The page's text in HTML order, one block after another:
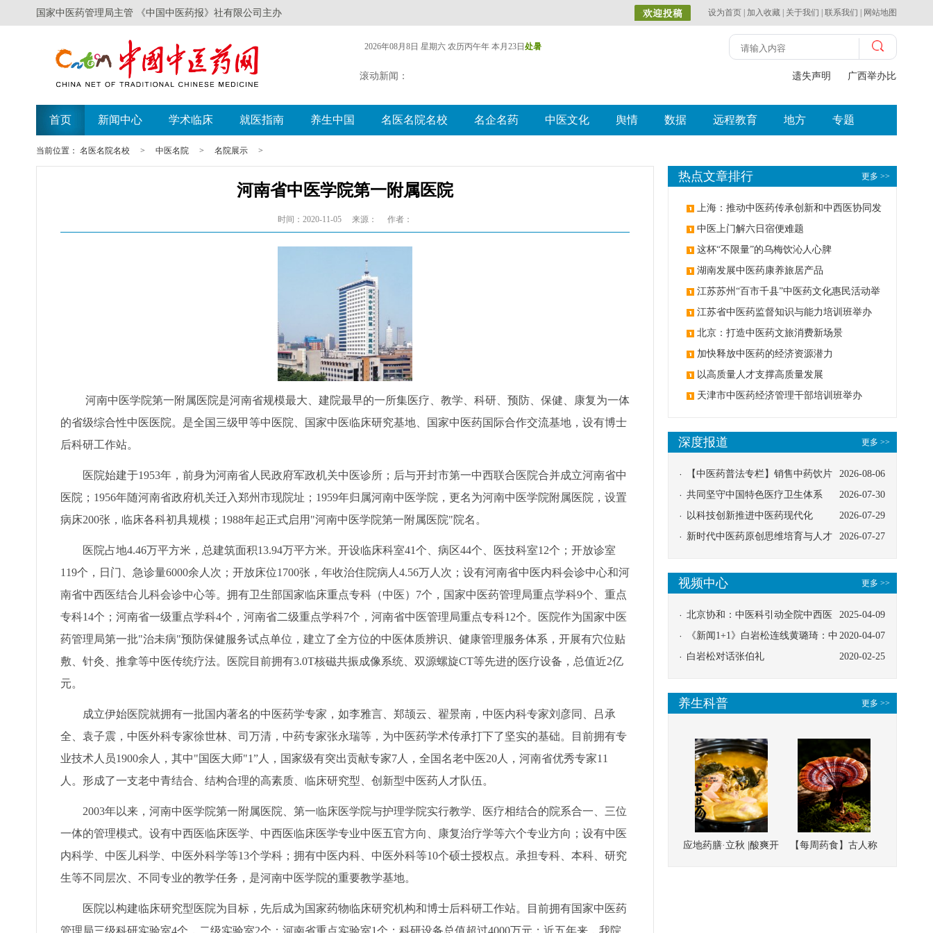
国家中医药管理局主管 《中国中医药报》社有限公司主办 设为首页 加入收藏 关于我们 联系我们 网站地图
2026年08月8日 星期六 农历丙午年 本月23日 处暑
滚动新闻： 遗失声明 广西举办比赛探索
首页 新闻中心 学术临床 就医指南 养生中国 名医名院名校 名企名药 中医文化 舆情 数据 远程教育 地方 专题
当前位置： 名医名院名校 > 中医名院 > 名院展示 >
河南省中医学院第一附属医院
时间：2020-11-05 来源： 作者：
河南中医学院第一附属医院是河南省规模最大、建院最早的一所集医疗、教学、科研、预防、保健、康复为一体
的省级综合性中医医院。是全国三级甲等中医院、国家中医临床研究基地、国家中医药国际合作交流基地，设有博士
后科研工作站。
医院始建于1953年，前身为河南省人民政府军政机关中医诊所；后与开封市第一中西联合医院合并成立河南省中
医院；1956年随河南省政府机关迁入郑州市现院址；1959年归属河南中医学院，更名为河南中医学院附属医院，设置
病床200张，临床各科初具规模；1988年起正式启用"河南中医学院第一附属医院"院名。
医院占地4.46万平方米，总建筑面积13.94万平方米。开设临床科室41个、病区44个、医技科室12个；开放诊室
119个，日门、急诊量6000余人次；开放床位1700张，年收治住院病人4.56万人次；设有河南省中医内科会诊中心和河
南省中西医结合儿科会诊中心等。拥有卫生部国家临床重点专科（中医）7个，国家中医药管理局重点学科9个、重点
专科14个；河南省一级重点学科4个，河南省二级重点学科7个，河南省中医管理局重点专科12个。医院作为国家中医
药管理局第一批"治未病"预防保健服务试点单位，建立了全方位的中医体质辨识、健康管理服务体系，开展有穴位贴
敷、针灸、推拿等中医传统疗法。医院目前拥有3.0T核磁共振成像系统、双源螺旋CT等先进的医疗设备，总值近2亿
元。
成立伊始医院就拥有一批国内著名的中医药学专家，如李雅言、郑颉云、翟景南，中医内科专家刘彦同、吕承
全、袁子震，中医外科专家徐世林、司万清，中药专家张永瑞等，为中医药学术传承打下了坚实的基础。目前拥有专
业技术人员1900余人，其中"国医大师"1”人，国家级有突出贡献专家7人，全国名老中医20人，河南省优秀专家11
人。形成了一支老中青结合、结构合理的高素质、临床研究型、创新型中医药人才队伍。
2003年以来，河南中医学院第一附属医院、第一临床医学院与护理学院实行教学、医疗相结合的院系合一、三位
一体的管理模式。设有中西医临床医学、中西医临床医学专业中医五官方向、康复治疗学等六个专业方向；设有中医
内科学、中医儿科学、中医外科学等13个学科；拥有中医内科、中医外科等10个硕士授权点。承担专科、本科、研究
生等不同层次、不同专业的教学任务，是河南中医学院的重要教学基地。
医院以构建临床研究型医院为目标，先后成为国家药物临床研究机构和博士后科研工作站。目前拥有国家中医药
管理局三级科研实验室4个，二级实验室2个；河南省重点实验室1个；科研设备总值超过4000万元；近五年来，我院
更多 >>
热点文章排行
上海：推动中医药传承创新和中西医协同发
展 中医上门解六日宿便难题
这杯“不限量”的乌梅饮沁人心脾
湖南发展中医药康养旅居产品
江苏苏州“百市千县”中医药文化惠民活动举
办 江苏省中医药监督知识与能力培训班举办
北京：打造中医药文旅消费新场景
加快释放中医药的经济资源潜力
以高质量人才支撑高质量发展
天津市中医药经济管理干部培训班举办
更多 >>
深度报道
2026-08-06
【中医药普法专栏】销售中药饮片
应告知煎服方法及注意事项
2026-07-30
共同坚守中国特色医疗卫生体系
2026-07-29
以科技创新推进中医药现代化
2026-07-27
新时代中医药原创思维培育与人才
更多 >>
视频中心
2025-04-09
北京协和：中医科引动全院中西医
协同
2020-04-07
《新闻1+1》白岩松连线黄璐琦：中
医救治的临床效果
2020-02-25
白岩松对话张伯礼
更多 >>
养生科普
应地药膳·立秋 |酸爽开
【每周药食】古人称